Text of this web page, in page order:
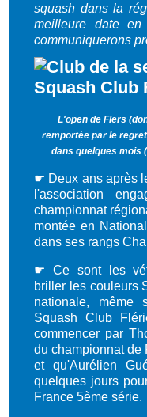
squash dans la
meilleure date
communiquerons
L'open de Flers
remportée par le
dans quelques mois
☛ Deux ans après
l'association
championnat
montée en
dans ses rangs
☛ Ce sont les
briller les couleurs
nationale, même
Squash Club
commencer par
du championnat de
et qu'Aurélien
quelques jours
France 5ème série.